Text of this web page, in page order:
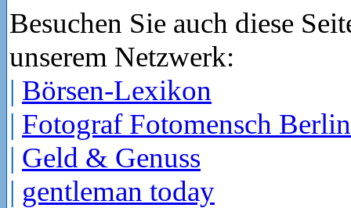
Besuchen Sie auch diese
unserem Netzwerk:
| Börsen-Lexikon
| Fotograf Fotomensch Berlin
| Geld & Genuss
| gentleman today